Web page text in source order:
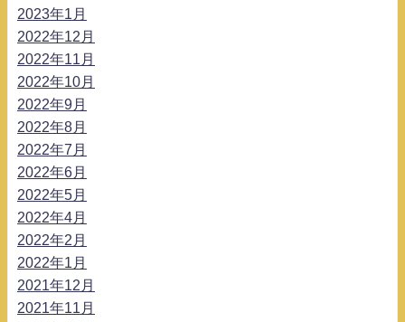
2023年1月
2022年12月
2022年11月
2022年10月
2022年9月
2022年8月
2022年7月
2022年6月
2022年5月
2022年4月
2022年2月
2022年1月
2021年12月
2021年11月